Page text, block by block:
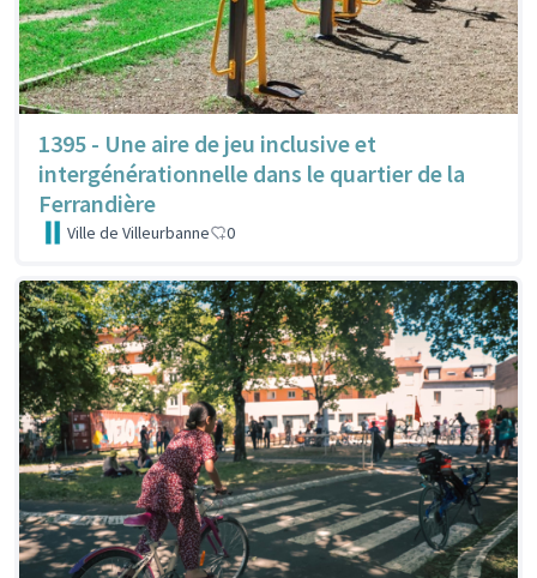
1395 - Une aire de jeu inclusive et
intergénérationnelle dans le quartier de la
Ferrandière
Ville de Villeurbanne 0